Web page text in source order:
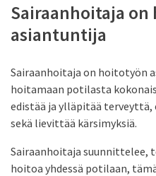
Sairaanhoitaja
asiantuntija
Sairaanhoitaja on hoitotyön
hoitamaan potilasta
edistää ja ylläpitää terveyttä,
sekä lievittää kärsimyksiä.
Sairaanhoitaja suunnittelee,
hoitoa yhdessä potilaan,